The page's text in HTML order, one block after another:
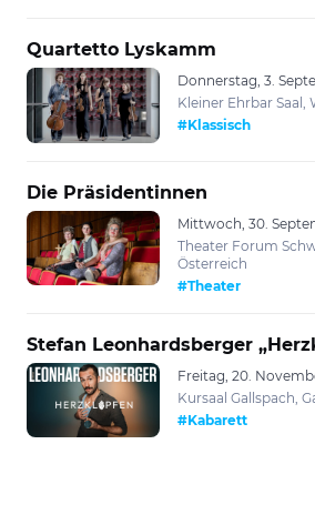
Quartetto Lyskamm
Donnerstag, 3.
Kleiner Ehrbar Saal,
#Klassisch
Die Präsidentinnen
Mittwoch, 30.
Theater Forum
Österreich
#Theater
Stefan Leonhardsberger
Freitag, 20.
Kursaal Gallspach,
#Kabarett